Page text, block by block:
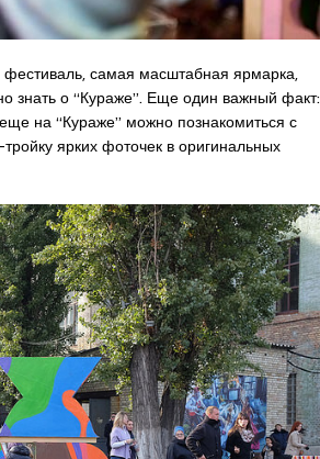
самая масштабная ярмарка,
знать о “Кураже”. Еще один важный факт:
на “Кураже” можно познакомиться с
ярких фоточек в оригинальных